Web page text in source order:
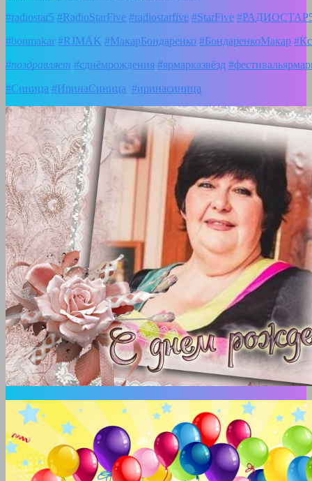
#radiostar5 #RadioStarFive #radiostarfive #StarFive
#bonmakar #RJMAK #МакарБондаренко #БондаренкоМакар
#поздравляет #cднёмрождения #ярмарказвёзд
#Синица #ИринаСиница #иринасиница